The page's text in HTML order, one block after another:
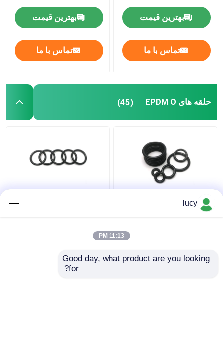
بهترین قیمت
تماس با ما
بهترین قیمت
تماس با ما
حلقه های EPDM O (45)
عایق الکتریکی واشر رینگ
lucy
11:13 PM
Good day, what product are you looking
for?